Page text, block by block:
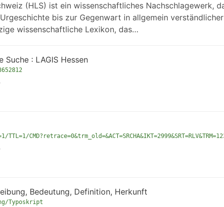
(HLS) ist ein wissenschaftliches Nachschlagewerk,
bis zur Gegenwart in allgemein
wissenschaftliche Lexikon, das…
: LAGIS Hessen
Bedeutung, Definition, Herkunft
Typoskript